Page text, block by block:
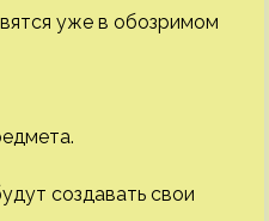
уже в обозримом
создавать свои